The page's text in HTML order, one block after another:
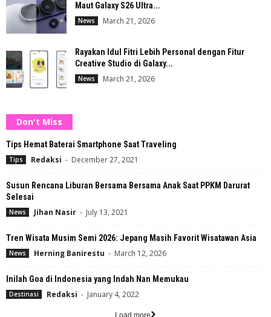
Maut Galaxy S26 Ultra...
News March 21, 2026
Rayakan Idul Fitri Lebih Personal dengan Fitur
Creative Studio di Galaxy...
News March 21, 2026
Don't Miss
Tips Hemat Baterai Smartphone Saat Traveling
Tips Redaksi - December 27, 2021
Susun Rencana Liburan Bersama Bersama Anak Saat PPKM Darurat
Selesai
News Jihan Nasir - July 13, 2021
Tren Wisata Musim Semi 2026: Jepang Masih Favorit Wisatawan Asia
News Herning Banirestu - March 12, 2026
Inilah Goa di Indonesia yang Indah Nan Memukau
Destinasi Redaksi - January 4, 2022